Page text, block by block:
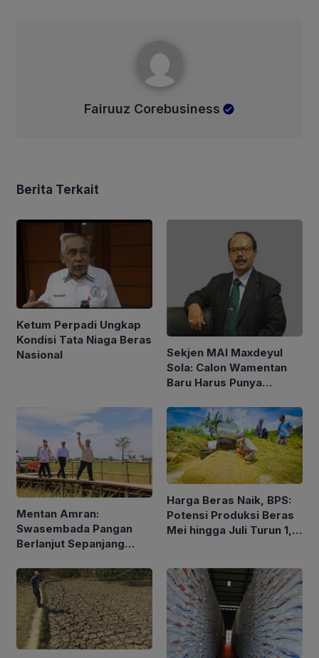
Fairuuz Corebusiness
Berita Terkait
Ketum Perpadi Ungkap
Kondisi Tata Niaga Beras
Nasional
Sekjen MAI Maxdeyul
Sola: Calon Wamentan
Baru Harus Punya
Holistik
Mentan Amran:
Swasembada Pangan
Berlanjut Sepanjang
Harga Beras Naik, BPS:
Potensi Produksi Beras
Mei hingga Juli Turun 1,16